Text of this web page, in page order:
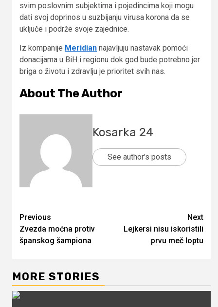
svim poslovnim subjektima i pojedincima koji mogu
dati svoj doprinos u suzbijanju virusa korona da se
uključe i podrže svoje zajednice.
Iz kompanije Meridian najavljuju nastavak pomoći
donacijama u BiH i regionu dok god bude potrebno jer
briga o životu i zdravlju je prioritet svih nas.
About The Author
Kosarka 24
See author's posts
Continue
Reading
Previous
Zvezda moćna protiv
španskog šampiona
Next
Lejkersi nisu iskoristili
prvu meč loptu
MORE STORIES